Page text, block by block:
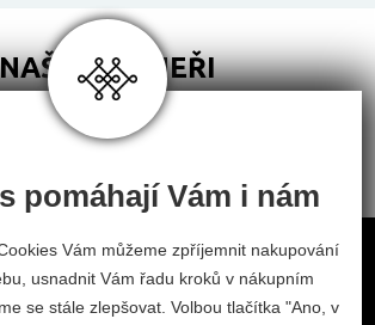
NAŠI PARTNEŘI
Obchodní podmínky
Odstoupení od smlouvy
pomáhají Vám i nám
Vám můžeme zpříjemnit nakupování
usnadnit Vám řadu kroků v nákupním
se stále zlepšovat. Volbou tlačítka "Ano, v